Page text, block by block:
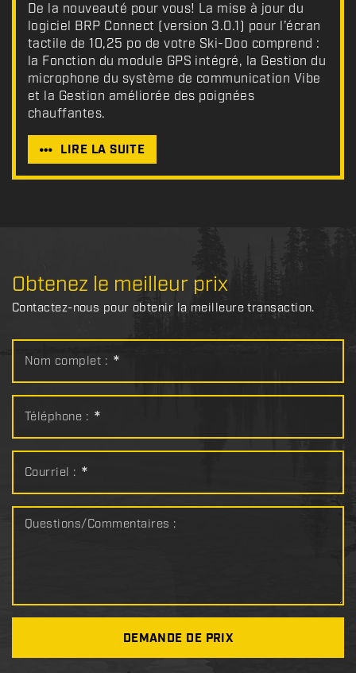
De la nouveauté pour vous! La mise à jour du
logiciel BRP Connect (version 3.0.1) pour l’écran
tactile de 10,25 po de votre Ski-Doo comprend :
la Fonction du module GPS intégré, la Gestion du
microphone du système de communication Vibe
et la Gestion améliorée des poignées
chauffantes.
LIRE LA SUITE
Obtenez le meilleur prix
Contactez-nous pour obtenir la meilleure transaction.
Nom complet : *
Téléphone : *
Courriel : *
Questions/Commentaires :
DEMANDE DE PRIX